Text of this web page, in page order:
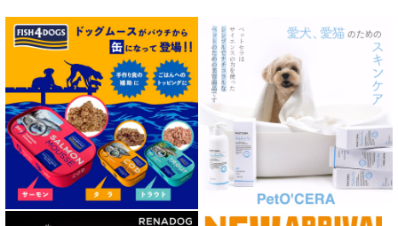
肝臓ケア対応ドッグフード
肥満ケア対応 フード for DOG
泌尿器ケア対応 フード for DOG